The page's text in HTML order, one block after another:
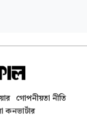
গোপনীয়তা নীতি
কনভার্টার